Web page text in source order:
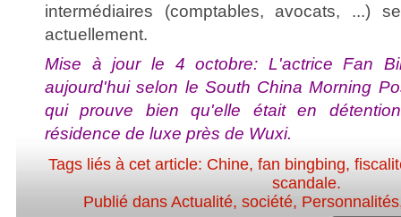
intermédiaires (comptables, avocats, ...)
actuellement.
Mise à jour le 4 octobre: L'actrice Fan
aujourd'hui selon le South China Morning
qui prouve bien qu'elle était en
résidence de luxe près de Wuxi.
Tags liés à cet article: Chine,fan bingbing,
scandale.
Publié dansActualité, société,